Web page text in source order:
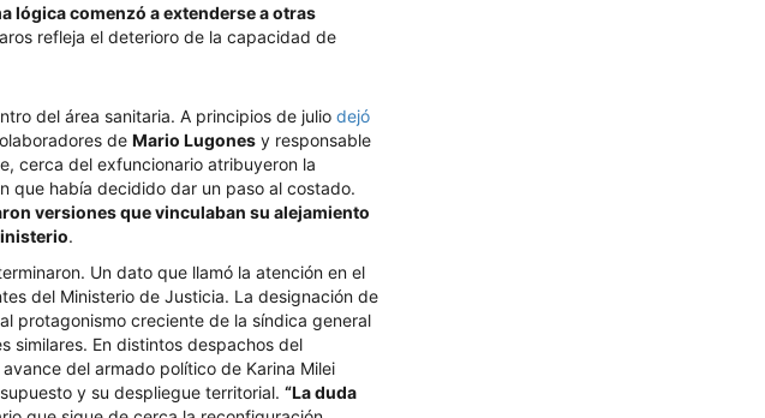
lógica comenzó a extenderse a otras
refleja el deterioro de la capacidad de
del área sanitaria. A principios de julio dejó
de Mario Lugones y responsable
cerca del exfuncionario atribuyeron la
que había decidido dar un paso al costado.
versiones que vinculaban su alejamiento
.
Un dato que llamó la atención en el
del Ministerio de Justicia. La designación de
protagonismo creciente de la síndica general
similares. En distintos despachos del
del armado político de Karina Milei
y su despliegue territorial. “La duda